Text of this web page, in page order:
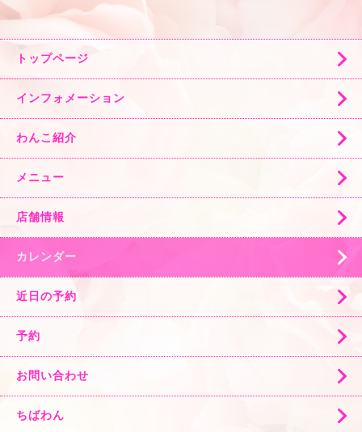
トップページ
インフォメーション
わんこ紹介
メニュー
店舗情報
カレンダー
近日の予約
予約
お問い合わせ
ちばわん